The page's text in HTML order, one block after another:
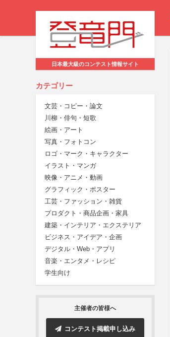
日本最大級のコンテスト情報サイト
カテゴリー
文芸・コピー・論文
川柳・俳句・短歌
絵画・アート
写真・フォトコン
ロゴ・マーク・キャラクター
イラスト・マンガ
映像・アニメ・動画
グラフィック・ポスター
工芸・ファッション・雑貨
プロダクト・商品企画・家具
建築・インテリア・エクステリア
ビジネス・アイデア・企画
デジタル・Web・アプリ
音楽・エンタメ・レシピ
学生向け
主催者の皆様へ
コンテスト掲載申し込み